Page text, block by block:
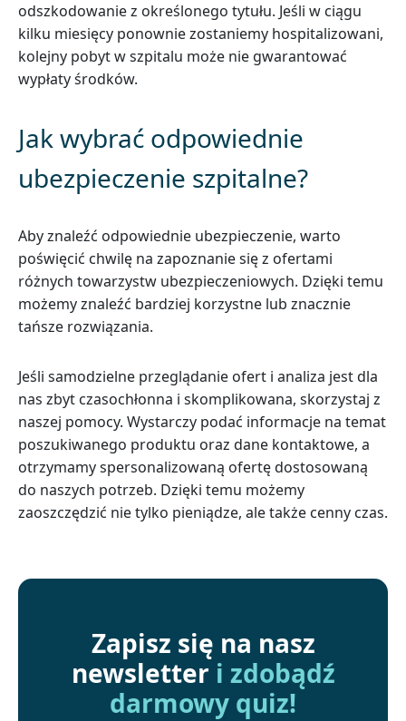
odszkodowanie z określonego tytułu. Jeśli w ciągu
kilku miesięcy ponownie zostaniemy hospitalizowani,
kolejny pobyt w szpitalu może nie gwarantować
wypłaty środków.
Jak wybrać odpowiednie
ubezpieczenie szpitalne?
Aby znaleźć odpowiednie ubezpieczenie, warto
poświęcić chwilę na zapoznanie się z ofertami
różnych towarzystw ubezpieczeniowych. Dzięki temu
możemy znaleźć bardziej korzystne lub znacznie
tańsze rozwiązania.
Jeśli samodzielne przeglądanie ofert i analiza jest dla
nas zbyt czasochłonna i skomplikowana, skorzystaj z
naszej pomocy. Wystarczy podać informacje na temat
poszukiwanego produktu oraz dane kontaktowe, a
otrzymamy spersonalizowaną ofertę dostosowaną
do naszych potrzeb. Dzięki temu możemy
zaoszczędzić nie tylko pieniądze, ale także cenny czas.
Zapisz się na nasz
newsletter i zdobądź
darmowy quiz!